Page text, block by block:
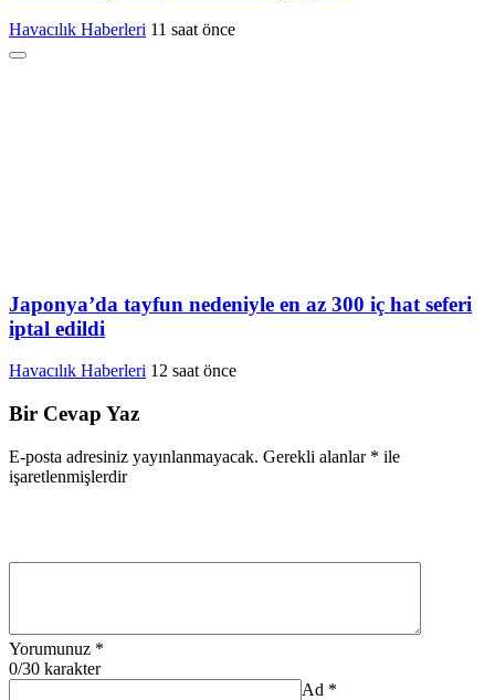
Havacılık Haberleri 11 saat önce
Japonya’da tayfun nedeniyle en az 300 iç hat seferi
iptal edildi
Havacılık Haberleri 12 saat önce
Bir Cevap Yaz
E-posta adresiniz yayınlanmayacak. Gerekli alanlar * ile
işaretlenmişlerdir
Yorumunuz *
0/30 karakter
Ad *